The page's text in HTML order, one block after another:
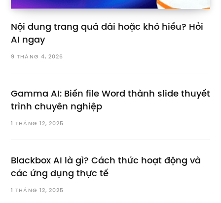
Nội dung trang quá dài hoặc khó hiểu? Hỏi
AI ngay
9 THÁNG 4, 2026
Gamma AI: Biến file Word thành slide thuyết
trình chuyên nghiệp
1 THÁNG 12, 2025
Blackbox AI là gì? Cách thức hoạt động và
các ứng dụng thực tế
1 THÁNG 12, 2025